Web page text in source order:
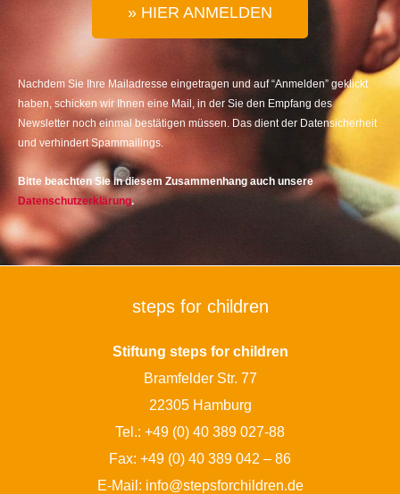
» HIER ANMELDEN
Nachdem Sie Ihre Mailadresse eingetragen und auf “Anmelden” geklickt
haben, schicken wir Ihnen eine Mail, in der Sie den Empfang des
Newsletter noch einmal bestätigen müssen. Das dient der Datensicherheit
und verhindert Spammailings.
Bitte beachten Sie in diesem Zusammenhang auch unsere
Datenschutzerklärung.
steps for children
Stiftung steps for children
Bramfelder Str. 77
22305 Hamburg
Tel.: +49 (0) 40 389 027-88
Fax: +49 (0) 40 389 042 – 86
E-Mail: info@stepsforchildren.de